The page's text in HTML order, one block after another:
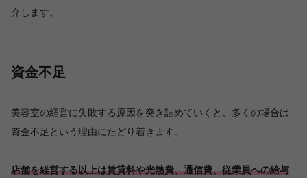
介します。
資金不足
美容室の経営に失敗する原因を突き詰めていくと、多くの場合は
資金不足という理由にたどり着きます。
店舗を経営する以上は賃貸料や光熱費、通信費、従業員への給与